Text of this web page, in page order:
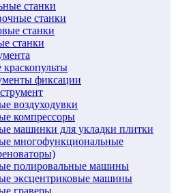
станки
станки
станки
станки
краскопульты
фиксации
воздуходувки
компрессоры
машинки для укладки плитки
многофункциональные
полировальные машины
эксцентриковые машины
граверы